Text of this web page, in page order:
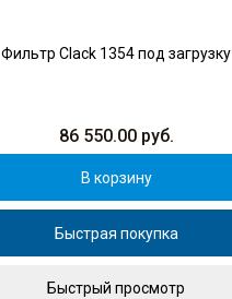
Фильтр Clack 1354 под загрузку
86 550.00руб.
В корзину
Быстрая покупка
Быстрый просмотр